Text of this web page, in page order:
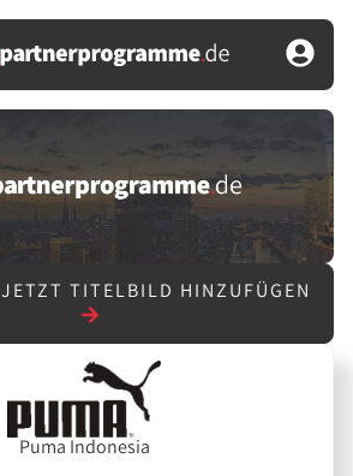
JETZT TITELBILD HINZUFÜGEN
Puma Indonesia